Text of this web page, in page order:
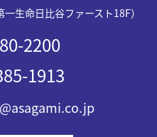
生命日比谷ファースト18F）
2200
1913